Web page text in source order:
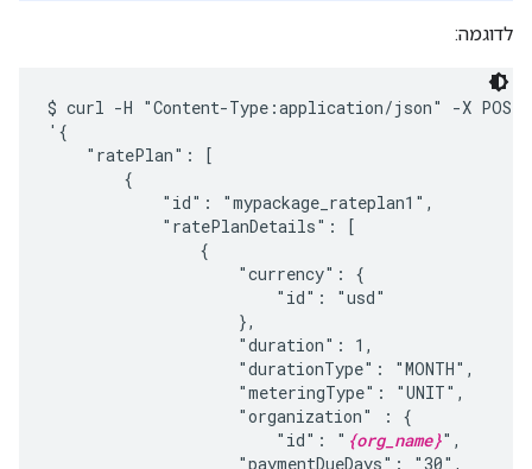
לדוגמה:
$ curl -H "Content-Type:application/json" -X
'{
    "ratePlan": [
        {
            "id": "mypackage_rateplan1",
            "ratePlanDetails": [
                {
                    "currency": {
                        "id": "usd"
                    },
                    "duration": 1,
                    "durationType": "MONTH",
                    "meteringType": "UNIT",
                    "organization" : {
                        "id": "
{org_name}",
                    "paymentDueDays": "30",